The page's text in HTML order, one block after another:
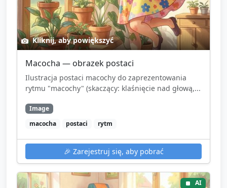
Kliknij, aby powiększyć
Macocha — obrazek postaci
Ilustracja postaci macochy do zaprezentowania
rytmu "macochy" (skaczący: klaśnięcie nad głową,...
Image
macocha
postaci rytm
🎉 Zarejestruj się, aby pobrać
AI